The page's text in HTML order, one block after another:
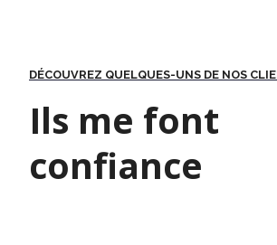
DÉCOUVREZ QUELQUES-UNS DE NOS
Ils me font
confiance